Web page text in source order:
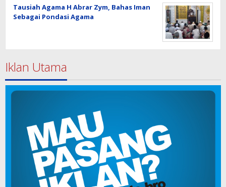
Tausiah Agama H Abrar Zym, Bahas Iman
Sebagai Pondasi Agama
Iklan Utama